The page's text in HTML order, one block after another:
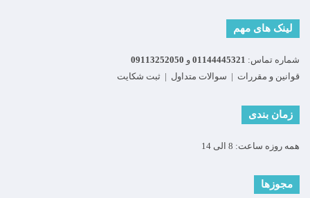
لینک های مهم
شماره تماس: 01144445321 و 09113252050
قوانین و مقررات | سوالات متداول | ثبت شکایت
زمان بندی
همه روزه ساعت: 8 الی 14
مجوزها